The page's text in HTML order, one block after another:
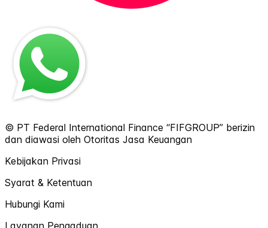
© PT Federal International Finance “FIFGROUP” berizin
dan diawasi oleh Otoritas Jasa Keuangan
Kebijakan Privasi
Syarat & Ketentuan
Hubungi Kami
Layanan Pengaduan